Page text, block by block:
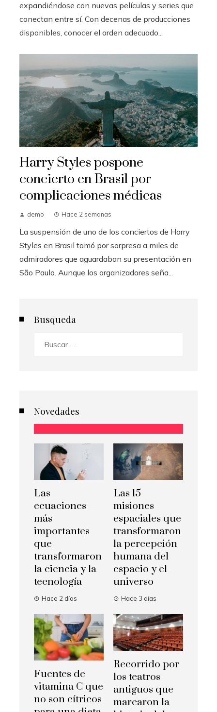
expandiéndose con nuevas películas y series que
conectan entre sí. Con decenas de producciones
disponibles, conocer el orden adecuado...
Harry Styles pospone
concierto en Brasil por
complicaciones médicas
demo Hace 2 semanas
La suspensión de uno de los conciertos de Harry
Styles en Brasil tomó por sorpresa a miles de
admiradores que aguardaban su presentación en
São Paulo. Aunque los organizadores seña...
Busqueda
Novedades
Las
ecuaciones
más
importantes
que
transformaron
la ciencia y la
tecnología
Hace 2 días
Las 15
misiones
espaciales que
transformaron
la percepción
humana del
espacio y el
universo
Hace 3 días
Fuentes de
vitamina C que
no son cítricos
Recorrido por
los teatros
antiguos que
marcaron la